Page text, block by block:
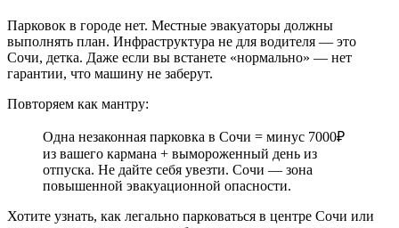
Парковок в городе нет. Местные эвакуаторы должны
выполнять план. Инфраструктура не для водителя — это
Сочи, детка. Даже если вы встанете «нормально» — нет
гарантии, что машину не заберут.
Повторяем как мантру:
Одна незаконная парковка в Сочи = минус 7000₽
из вашего кармана + вымороженный день из
отпуска. Не дайте себя увезти. Сочи — зона
повышенной эвакуационной опасности.
Хотите узнать, как легально парковаться в центре Сочи или